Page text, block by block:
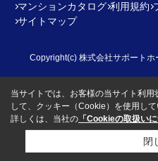
マンションカタログ 利用規約
サイトマップ
Copyright(c) 株式会社サポート
当サイトでは、お客様の当サイト利
して、クッキー（Cookie）を使用して
詳しくは、当社の 「Cookieの取扱いに
閉